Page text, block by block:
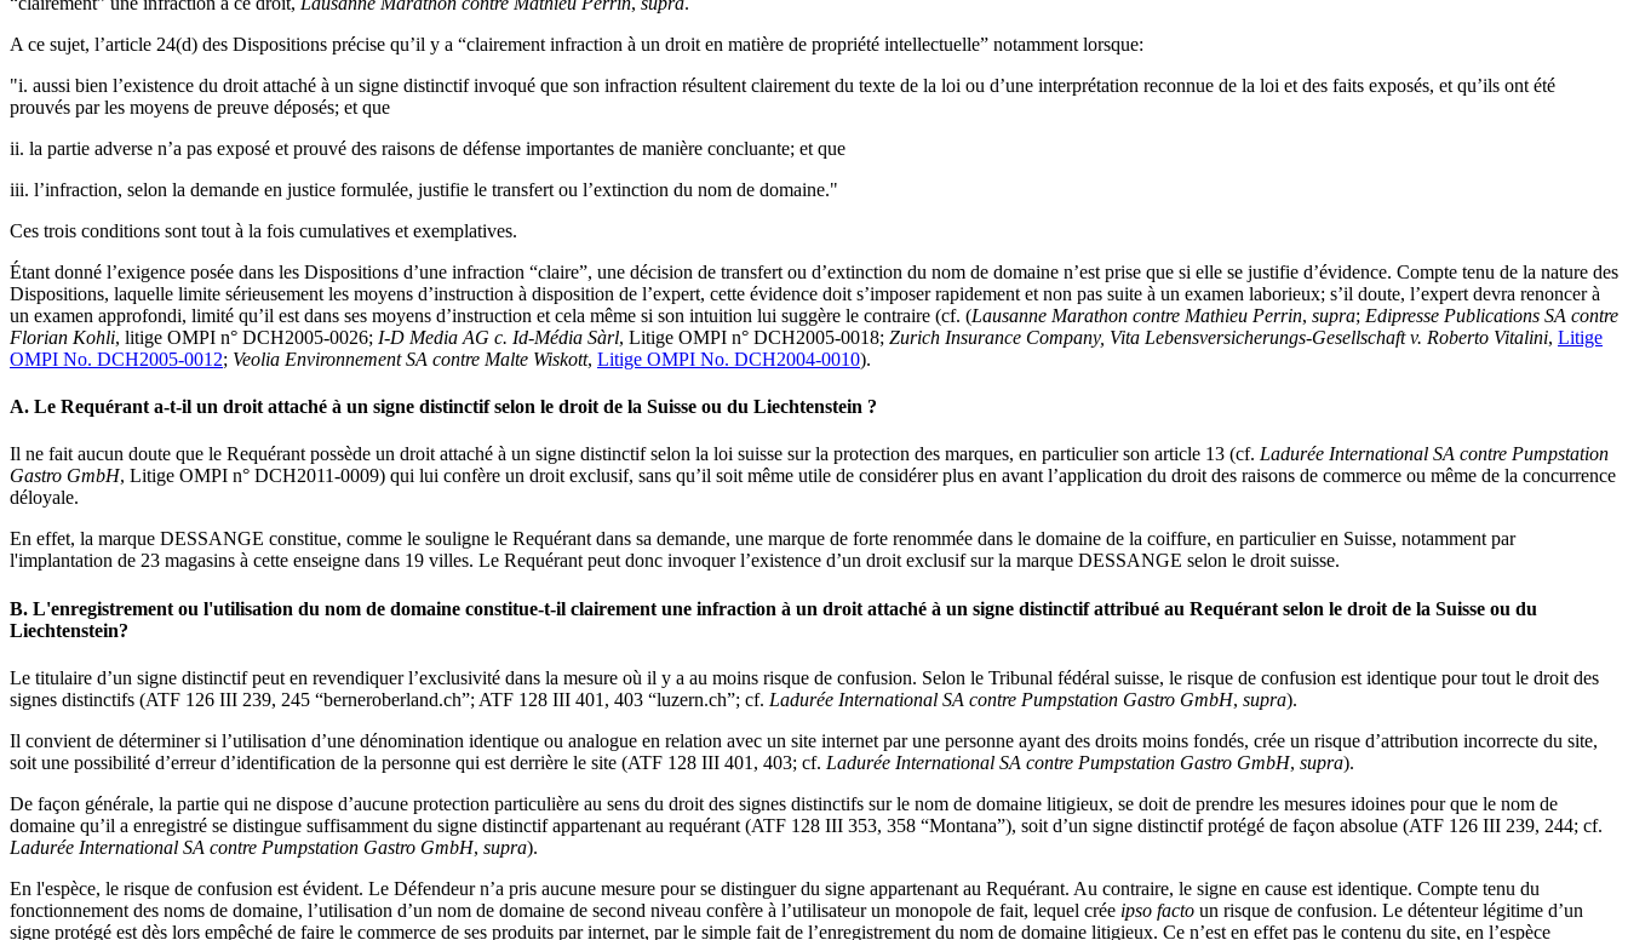
A ce sujet, l’article 24(d) des Dispositions précise qu’il y a “clairement infraction à un droit en matière de propriété intellectuelle” notamment lorsque:
"i. aussi bien l’existence du droit attaché à un signe distinctif invoqué que son infraction résultent clairement du texte de la loi ou d’une interprétation reconnue de la loi et des faits exposés, et qu’ils ont été
prouvés par les moyens de preuve déposés; et que
ii. la partie adverse n’a pas exposé et prouvé des raisons de défense importantes de manière concluante; et que
iii. l’infraction, selon la demande en justice formulée, justifie le transfert ou l’extinction du nom de domaine."
Ces trois conditions sont tout à la fois cumulatives et exemplatives.
Étant donné l’exigence posée dans les Dispositions d’une infraction “claire”, une décision de transfert ou d’extinction du nom de domaine n’est prise que si elle se justifie d’évidence. Compte tenu de la nature des
Dispositions, laquelle limite sérieusement les moyens d’instruction à disposition de l’expert, cette évidence doit s’imposer rapidement et non pas suite à un examen laborieux; s’il doute, l’expert devra renoncer à
un examen approfondi, limité qu’il est dans ses moyens d’instruction et cela même si son intuition lui suggère le contraire (cf. (Lausanne Marathon contre Mathieu Perrin, supra; Edipresse Publications SA contre
Florian Kohli, litige OMPI n° DCH2005-0026; I-D Media AG c. Id-Média Sàrl, Litige OMPI n° DCH2005-0018; Zurich Insurance Company, Vita Lebensversicherungs-Gesellschaft v. Roberto Vitalini, Litige
OMPI No. DCH2005-0012; Veolia Environnement SA contre Malte Wiskott, Litige OMPI No. DCH2004-0010).
A. Le Requérant a-t-il un droit attaché à un signe distinctif selon le droit de la Suisse ou du Liechtenstein ?
Il ne fait aucun doute que le Requérant possède un droit attaché à un signe distinctif selon la loi suisse sur la protection des marques, en particulier son article 13 (cf. Ladurée International SA contre Pumpstation
Gastro GmbH, Litige OMPI n° DCH2011-0009) qui lui confère un droit exclusif, sans qu’il soit même utile de considérer plus en avant l’application du droit des raisons de commerce ou même de la concurrence
déloyale.
En effet, la marque DESSANGE constitue, comme le souligne le Requérant dans sa demande, une marque de forte renommée dans le domaine de la coiffure, en particulier en Suisse, notamment par
l'implantation de 23 magasins à cette enseigne dans 19 villes. Le Requérant peut donc invoquer l’existence d’un droit exclusif sur la marque DESSANGE selon le droit suisse.
B. L'enregistrement ou l'utilisation du nom de domaine constitue-t-il clairement une infraction à un droit attaché à un signe distinctif attribué au Requérant selon le droit de la Suisse ou du
Liechtenstein?
Le titulaire d’un signe distinctif peut en revendiquer l’exclusivité dans la mesure où il y a au moins risque de confusion. Selon le Tribunal fédéral suisse, le risque de confusion est identique pour tout le droit des
signes distinctifs (ATF 126 III 239, 245 “berneroberland.ch”; ATF 128 III 401, 403 “luzern.ch”; cf. Ladurée International SA contre Pumpstation Gastro GmbH, supra).
Il convient de déterminer si l’utilisation d’une dénomination identique ou analogue en relation avec un site internet par une personne ayant des droits moins fondés, crée un risque d’attribution incorrecte du site,
soit une possibilité d’erreur d’identification de la personne qui est derrière le site (ATF 128 III 401, 403; cf. Ladurée International SA contre Pumpstation Gastro GmbH, supra).
De façon générale, la partie qui ne dispose d’aucune protection particulière au sens du droit des signes distinctifs sur le nom de domaine litigieux, se doit de prendre les mesures idoines pour que le nom de
domaine qu’il a enregistré se distingue suffisamment du signe distinctif appartenant au requérant (ATF 128 III 353, 358 “Montana”), soit d’un signe distinctif protégé de façon absolue (ATF 126 III 239, 244; cf.
Ladurée International SA contre Pumpstation Gastro GmbH, supra).
En l'espèce, le risque de confusion est évident. Le Défendeur n’a pris aucune mesure pour se distinguer du signe appartenant au Requérant. Au contraire, le signe en cause est identique. Compte tenu du
fonctionnement des noms de domaine, l’utilisation d’un nom de domaine de second niveau confère à l’utilisateur un monopole de fait, lequel crée ipso facto un risque de confusion. Le détenteur légitime d’un
signe protégé est dès lors empêché de faire le commerce de ses produits par internet, par le simple fait de l’enregistrement du nom de domaine litigieux. Ce n’est en effet pas le contenu du site, en l’espèce